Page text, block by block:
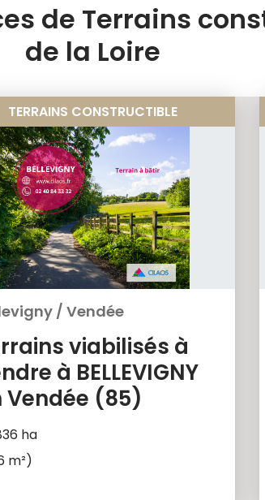
de Terrains
de la Loire
TERRAINS CONSTRUCTIBLE
/ Vendée
viabilisés à
à BELLEVIGNY
Vendée (85)
ha
m²)